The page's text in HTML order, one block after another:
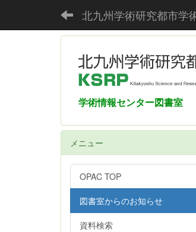
北九州学術研究都市学
学術情報センター図書室
メニュー
OPAC TOP
図書室からのお知らせ
資料検索